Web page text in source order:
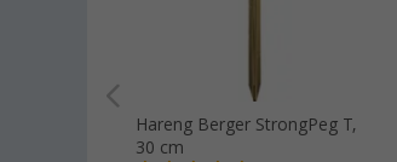
Hareng Berger StrongPeg T,
30 cm